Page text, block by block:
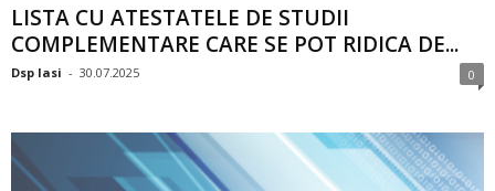
LISTA CU ATESTATELE DE STUDII
COMPLEMENTARE CARE SE POT RIDICA DE...
Dsp Iasi - 30.07.2025 0